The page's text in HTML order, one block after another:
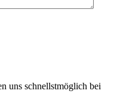
uns schnellstmöglich bei